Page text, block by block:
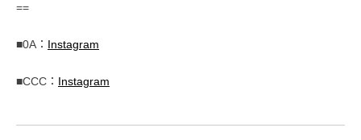
==
■0A： Instagram
■CCC： Instagram